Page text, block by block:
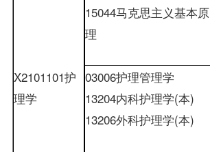
15044马克思主义基本原
理
X2101101护
理学
03006护理管理学
13204内科护理学(本)
13206外科护理学(本)